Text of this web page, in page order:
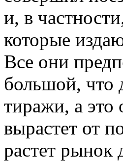
и, в
которые
Все они
большой, что
тиражи, а это
вырастет от
растет рынок